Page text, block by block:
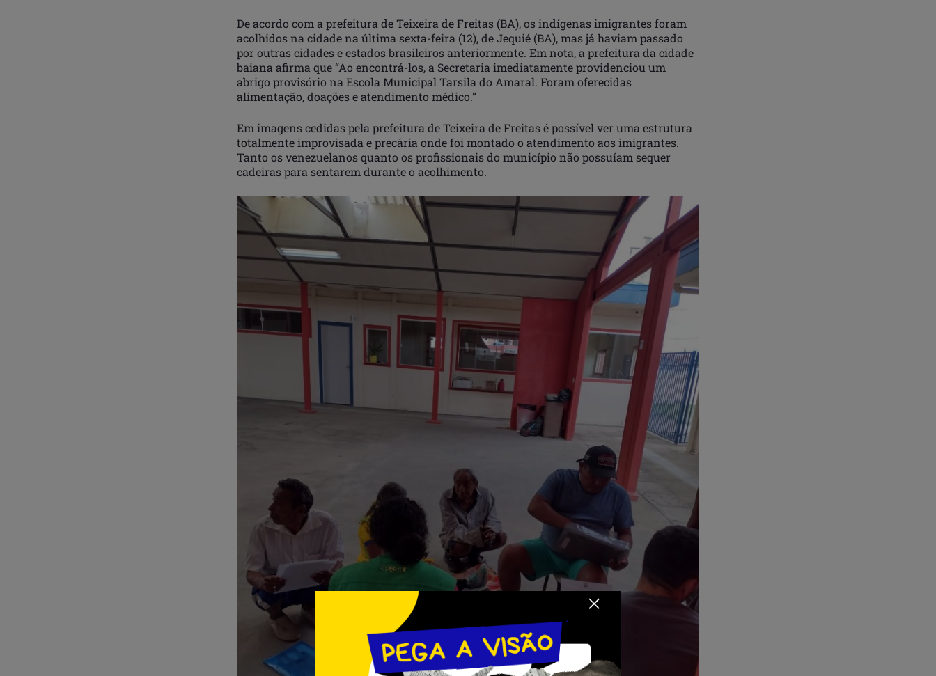
De acordo com a prefeitura de Teixeira de Freitas (BA), os indígenas imigrantes foram
acolhidos na cidade na última sexta-feira (12), de Jequié (BA), mas já haviam passado
por outras cidades e estados brasileiros anteriormente. Em nota, a prefeitura da cidade
baiana afirma que “Ao encontrá-los, a Secretaria imediatamente providenciou um
abrigo provisório na Escola Municipal Tarsila do Amaral. Foram oferecidas
alimentação, doações e atendimento médico.”
Em imagens cedidas pela prefeitura de Teixeira de Freitas é possível ver uma estrutura
totalmente improvisada e precária onde foi montado o atendimento aos imigrantes.
Tanto os venezuelanos quanto os profissionais do município não possuíam sequer
cadeiras para sentarem durante o acolhimento.